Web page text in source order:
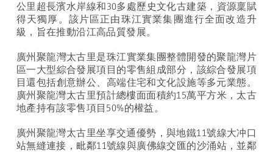
公里超長濱水岸線和30多處歷史文化古建築，資源稟賦
得天獨厚。該片區正由珠江實業集團進行全面改造升
級，旨在推動沿江高品質發展。
廣州聚龍灣太古里是珠江實業集團整體開發的聚龍灣片
區一大型綜合發展項目的零售組成部分，該綜合發展項
目還包括創意辦公、高端住宅和文化設施等多元業態。
廣州聚龍灣太古里預計總樓面面積約15萬平方米，太古
地產持有該零售項目 50%的權益。
廣州聚龍灣太古里坐享交通優勢，與地鐵11號線大冲口
站無縫連接，毗鄰11號線與廣佛線交匯的沙涌站，並鄰